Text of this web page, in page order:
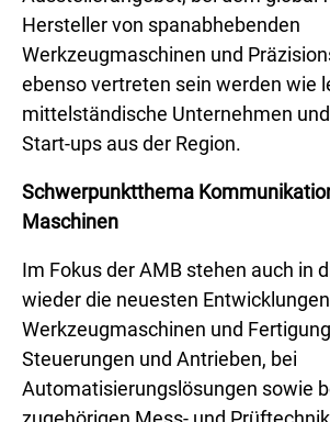
Hersteller von spanabhebenden
Werkzeugmaschinen und
ebenso vertreten sein werden wie
mittelständische Unternehmen
Start-ups aus der Region.
Schwerpunktthema
Maschinen
Im Fokus der AMB stehen auch in
wieder die neuesten
Werkzeugmaschinen und
Steuerungen und Antrieben, bei
Automatisierungslösungen sowie